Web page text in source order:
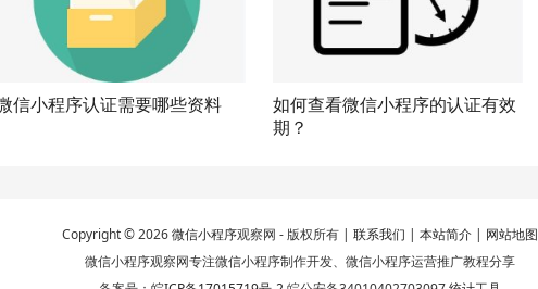
信小程序认证需要哪些资料
如何查看微信小程序的认证有效
期？
Copyright © 2026微信小程序观察网 - 版权所有 | 联系我们 | 本站简介 | 网站地图
微信小程序观察网专注微信小程序制作开发、微信小程序运营推广教程分享